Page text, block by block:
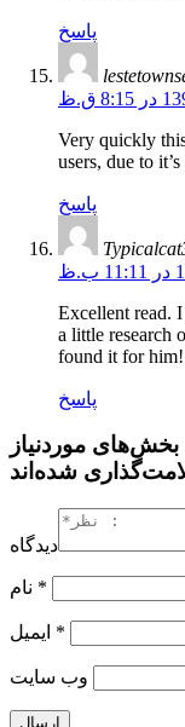
پاسخ
Very quickly
users, due to
پاسخ
Excellent read.
a little research
found it for him!
پاسخ
موردنیاز
دیدگاه
*
*
وب‌ سایت